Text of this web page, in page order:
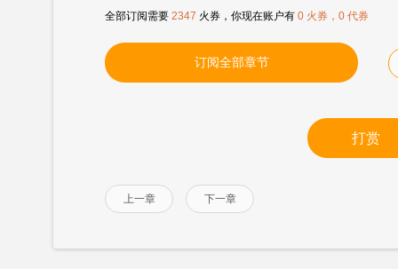
全部订阅需要 2347 火券，你现在账户有 0 火券，0 代券
订阅全部章节
打赏
上一章 下一章